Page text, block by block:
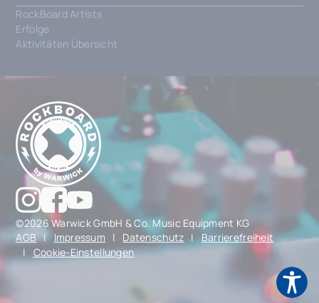
RockBoard Artists
Erfolge
Aktivitäten Übersicht
©2026 Warwick GmbH & Co. Music Equipment KG
AGB
| Impressum | Datenschutz |
Barrierefreiheit
|
Cookie-Einstellungen